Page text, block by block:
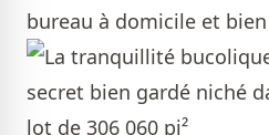
bureau à domicile et